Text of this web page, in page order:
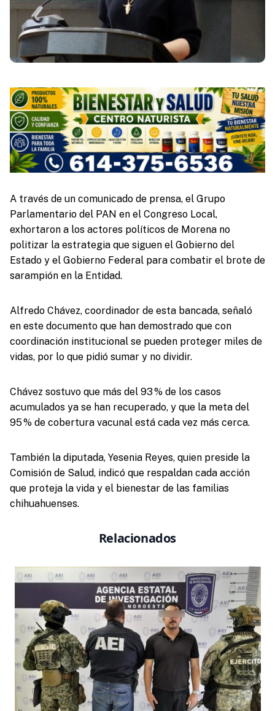
A través de un comunicado de prensa, el Grupo
Parlamentario del PAN en el Congreso Local,
exhortaron a los actores políticos de Morena no
politizar la estrategia que siguen el Gobierno del
Estado y el Gobierno Federal para combatir el brote de
sarampión en la Entidad.
Alfredo Chávez, coordinador de esta bancada, señaló
en este documento que han demostrado que con
coordinación institucional se pueden proteger miles de
vidas, por lo que pidió sumar y no dividir.
Chávez sostuvo que más del 93 % de los casos
acumulados ya se han recuperado, y que la meta del
95 % de cobertura vacunal está cada vez más cerca.
También la diputada, Yesenia Reyes, quien preside la
Comisión de Salud, indicó que respaldan cada acción
que proteja la vida y el bienestar de las familias
chihuahuenses.
Relacionados